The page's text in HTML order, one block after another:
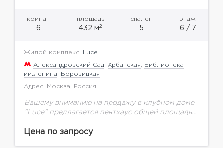
комнат
6
площадь
432 м2
спален
5
этаж
6 / 7
Жилой комплекс: Luce
Александровский Сад Арбатская
Библиотека
им.Ленина
Боровицкая
Адрес: Москва, Россия
Вашему вниманию на продажу в клубном доме
"Luce" предлагается пентхаус общей площадью
Крестовоздвиженском переулке Москвы — это
Цена по запросу